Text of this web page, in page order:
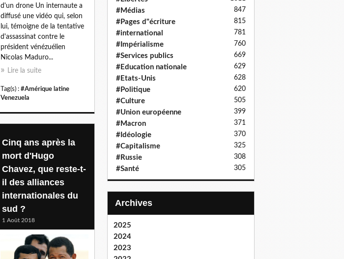
d'un drone Un internaute a
diffusé une vidéo qui, selon
lui, témoigne de la tentative
d'assassinat contre le
président vénézuélien
Nicolas Maduro...
Lire la suite
Tag(s) : #Amérique latine
Venezuela
Cinq ans après la
mort d'Hugo
Chavez, que reste-t-
il des alliances
internationales du
sud ?
1 Août 2018
#Médias 847
#Pages d"écriture 815
#international 781
#Impérialisme 760
#Services publics 669
#Education nationale 629
#Etats-Unis 628
#Politique 620
#Culture 505
#Union européenne 399
#Macron 371
#Idéologie 370
#Capitalisme 325
#Russie 308
#Santé 305
Archives
2025
2024
2023